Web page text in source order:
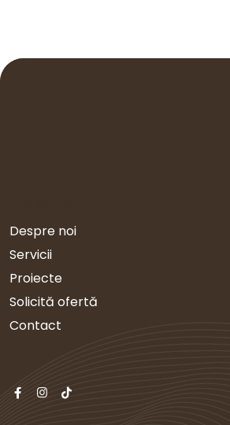
Despre noi
Servicii
Proiecte
Solicită ofertă
Contact